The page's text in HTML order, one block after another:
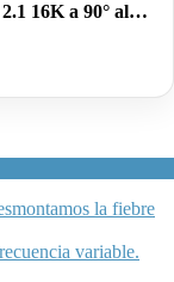
16K a 90° al
la fiebre
variable.